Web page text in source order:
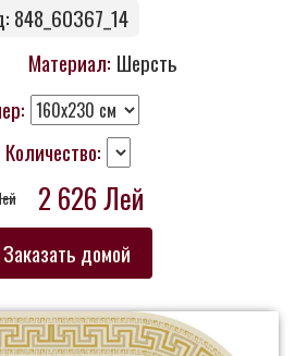
848_60367_14
Материал: Шерсть
Количество:
2 626 Лей
Заказать домой